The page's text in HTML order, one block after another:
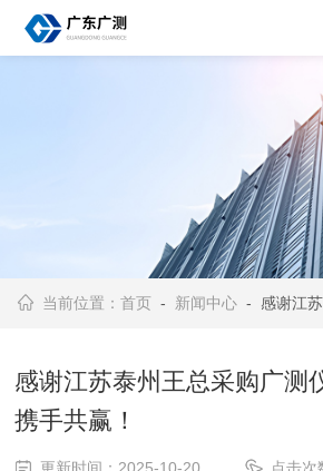
当前位置：首页 - 新闻中心 - 感谢江苏泰州王
感谢江苏泰州王总采购广测
携手共赢！